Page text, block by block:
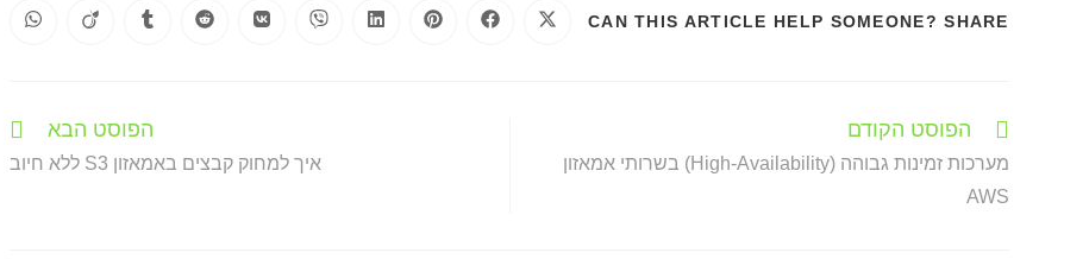
CAN THIS ARTICLE HELP SOMEONE? SHARE
הפוסט הקודם
מערכות זמינות גבוהה (High-Availability) בשרותי אמאזון
AWS
הפוסט הבא
איך למחוק קבצים באמאזון S3 ללא חיוב